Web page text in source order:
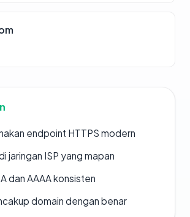
endpoint HTTPS modern
jaringan ISP yang mapan
dan AAAA konsisten
domain dengan benar